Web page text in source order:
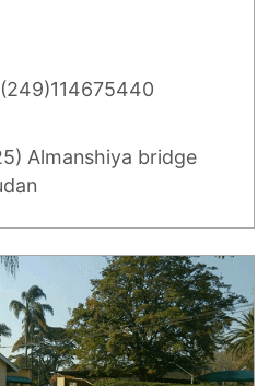
Almanshiya bridge